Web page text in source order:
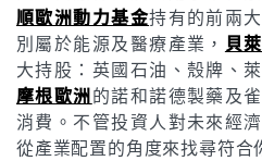
順歐洲動力基金持有的前兩
別屬於能源及醫療產業， 貝
大持股：英國石油、殼牌、
摩根歐洲的諾和諾德製藥及
消費。不管投資人對未來經
從產業配置的角度來找尋符合